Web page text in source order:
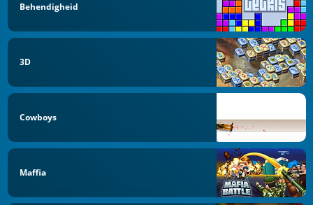
Behendigheid
3D
Cowboys
Maffia